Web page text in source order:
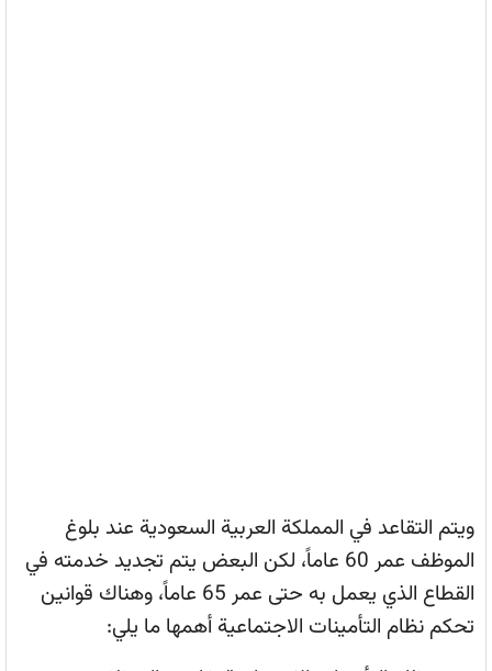
ويتم التقاعد في المملكة العربية السعودية عند بلوغ
الموظف عمر 60 عاماً، لكن البعض يتم تجديد خدمته في
القطاع الذي يعمل به حتى عمر 65 عاماً، وهناك قوانين
تحكم نظام التأمينات الاجتماعية أهمها ما يلي: